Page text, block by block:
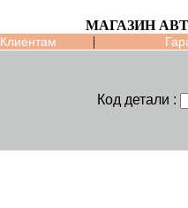
МАГАЗИН
Клиентам |
Код детали :